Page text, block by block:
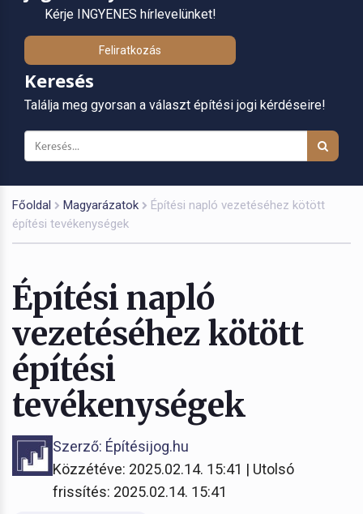
Kérje INGYENES hírlevelünket!
Feliratkozás
Keresés
Találja meg gyorsan a választ építési jogi kérdéseire!
Főoldal Magyarázatok
Építési napló vezetéséhez kötött
építési tevékenységek
Építési napló
vezetéséhez kötött
építési
tevékenységek
Szerző: Építésijog.hu
Közzétéve: 2025.02.14. 15:41 | Utolsó
frissítés: 2025.02.14. 15:41